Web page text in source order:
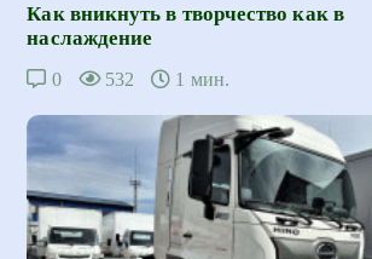
Как вникнуть в творчество как в
наслаждение
0 532 1 мин.